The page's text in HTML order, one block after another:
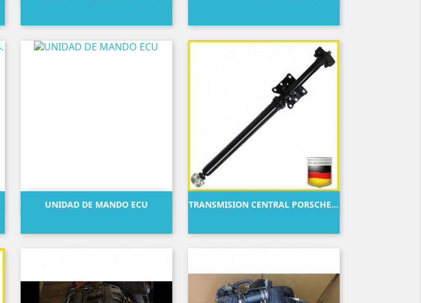
UNIDAD DE MANDO ECU
 Vista rápida TRANSMISION CENTRAL PORSCHE...
 Vista rápida